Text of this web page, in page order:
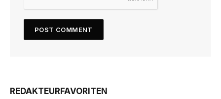
REDAKTEURFAVORITEN